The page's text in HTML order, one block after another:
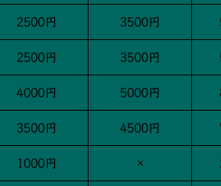
2500円 3500円
2500円 3500円
4000円 5000円
3500円 4500円
1000円 ×